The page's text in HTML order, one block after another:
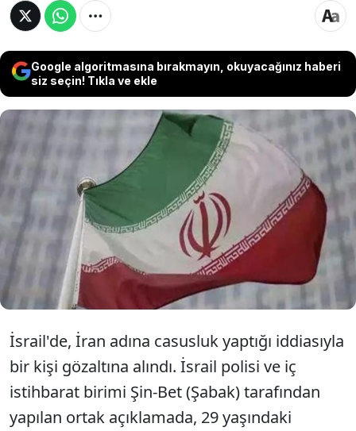
Google algoritmasına bırakmayın, okuyacağınız haberi
siz seçin! Tıkla ve ekle
İsrail'de, İran adına "casusluk
yaptığı" iddiasıyla bir kişinin
gözaltına aldığı belirtildi
İsrail'de, İran adına casusluk yaptığı iddiasıyla
bir kişi gözaltına alındı. İsrail polisi ve iç
istihbarat birimi Şin-Bet (Şabak) tarafından
yapılan ortak açıklamada, 29 yaşındaki